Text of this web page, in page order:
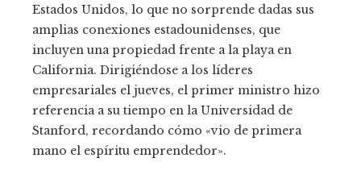
Estados Unidos, lo que no sorprende dadas sus
amplias conexiones estadounidenses, que
incluyen una propiedad frente a la playa en
California. Dirigiéndose a los líderes
empresariales el jueves, el primer ministro hizo
referencia a su tiempo en la Universidad de
Stanford, recordando cómo «vio de primera
mano el espíritu emprendedor».